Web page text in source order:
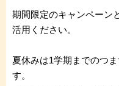
期間限定のキャンペーン
活用ください。
夏休みは1学期までのつ
す。